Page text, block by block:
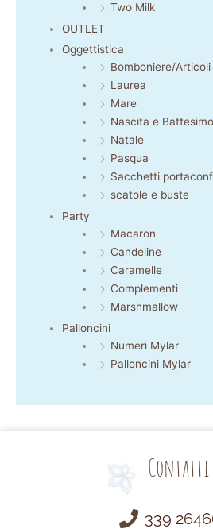
Two Milk
OUTLET
Oggettistica
Bomboniere/
Laurea
Mare
Nascita e Battesimo
Natale
Pasqua
Sacchetti
scatole e buste
Party
Macaron
Candeline
Caramelle
Complementi
Marshmallow
Palloncini
Numeri Mylar
Palloncini Mylar
Contatti
339